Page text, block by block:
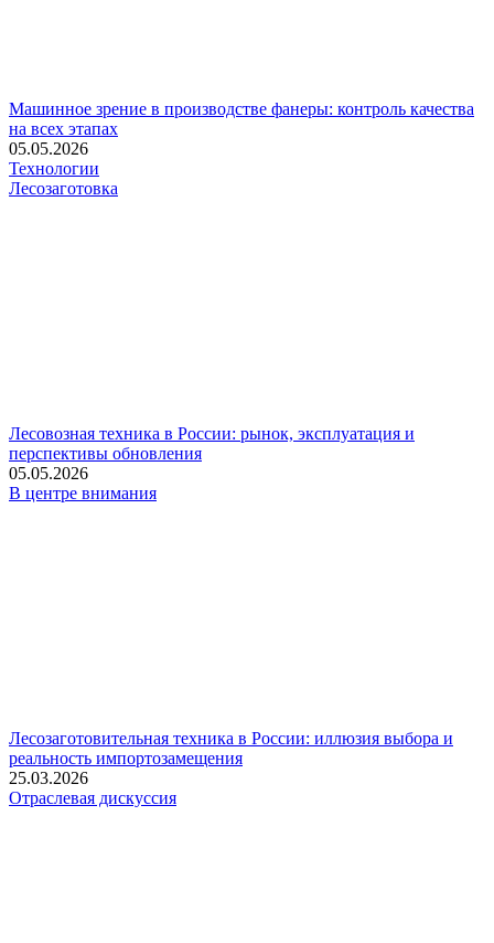
Машинное зрение в производстве фанеры: контроль качества
на всех этапах
05.05.2026
Технологии
Лесозаготовка
Лесовозная техника в России: рынок, эксплуатация и
перспективы обновления
05.05.2026
В центре внимания
Лесозаготовительная техника в России: иллюзия выбора и
реальность импортозамещения
25.03.2026
Отраслевая дискуссия